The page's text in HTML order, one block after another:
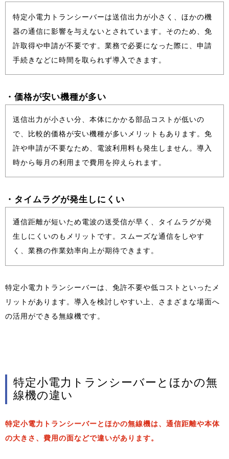
特定小電力トランシーバーは送信出力が小さく、ほかの機
器の通信に影響を与えないとされています。そのため、免
許取得や申請が不要です。業務で必要になった際に、申請
手続きなどに時間を取られず導入できます。
・価格が安い機種が多い
送信出力が小さい分、本体にかかる部品コストが低いの
で、比較的価格が安い機種が多いメリットもあります。免
許や申請が不要なため、電波利用料も発生しません。導入
時から毎月の利用まで費用を抑えられます。
・タイムラグが発生しにくい
通信距離が短いため電波の送受信が早く、タイムラグが発
生しにくいのもメリットです。スムーズな通信をしやす
く、業務の作業効率向上が期待できます。
特定小電力トランシーバーは、免許不要や低コストといったメ
リットがあります。導入を検討しやすい上、さまざまな場面へ
の活用ができる無線機です。
特定小電力トランシーバーとほかの無
線機の違い
特定小電力トランシーバーとほかの無線機は、通信距離や本体
の大きさ、費用の面などで違いがあります。